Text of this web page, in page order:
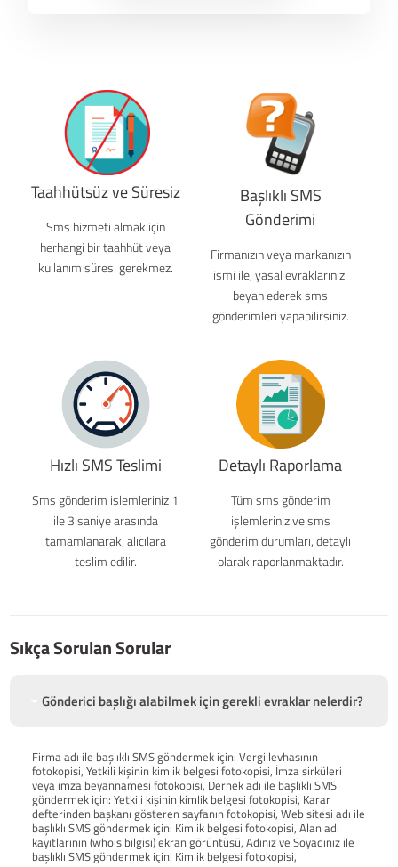
Taahhütsüz ve Süresiz
Sms hizmeti almak için
herhangi bir taahhüt veya
kullanım süresi gerekmez.
Başlıklı SMS
Gönderimi
Firmanızın veya markanızın
ismi ile, yasal evraklarınızı
beyan ederek sms
gönderimleri yapabilirsiniz.
Hızlı SMS Teslimi
Sms gönderim işlemleriniz 1
ile 3 saniye arasında
tamamlanarak, alıcılara
teslim edilir.
Detaylı Raporlama
Tüm sms gönderim
işlemleriniz ve sms
gönderim durumları, detaylı
olarak raporlanmaktadır.
Sıkça Sorulan Sorular
Gönderici başlığı alabilmek için gerekli evraklar nelerdir?
Firma adı ile başlıklı SMS göndermek için: Vergi levhasının
fotokopisi, Yetkili kişinin kimlik belgesi fotokopisi, İmza sirküleri
veya imza beyannamesi fotokopisi, Dernek adı ile başlıklı SMS
göndermek için: Yetkili kişinin kimlik belgesi fotokopisi, Karar
defterinden başkanı gösteren sayfanın fotokopisi, Web sitesi adı ile
başlıklı SMS göndermek için: Kimlik belgesi fotokopisi, Alan adı
kayıtlarının (whois bilgisi) ekran görüntüsü, Adınız ve Soyadınız ile
başlıklı SMS göndermek için: Kimlik belgesi fotokopisi,